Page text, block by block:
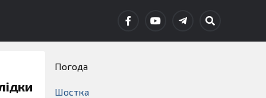
Погода
Шостка